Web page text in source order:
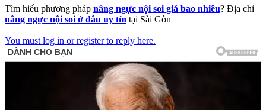
Tìm hiểu phương pháp nâng ngực nội soi giá bao nhiêu? Địa chỉ
nâng ngực nội soi ở đâu uy tín tại Sài Gòn
You must log in or register to reply here.